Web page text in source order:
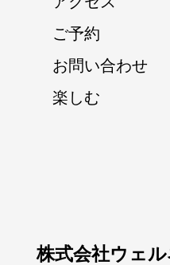
ご予約
お問い合わせ
楽しむ
株式会社ウェ